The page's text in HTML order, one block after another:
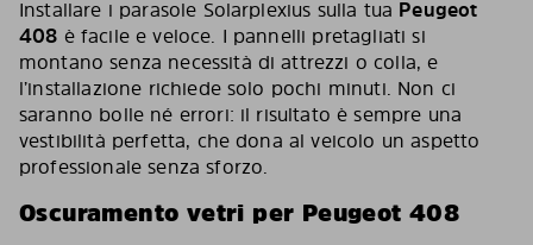
Installare i parasole Solarplexius sulla tua Peugeot
408 è facile e veloce. I pannelli pretagliati si
montano senza necessità di attrezzi o colla, e
l’installazione richiede solo pochi minuti. Non ci
saranno bolle né errori: il risultato è sempre una
vestibilità perfetta, che dona al veicolo un aspetto
professionale senza sforzo.
Oscuramento vetri per Peugeot 408